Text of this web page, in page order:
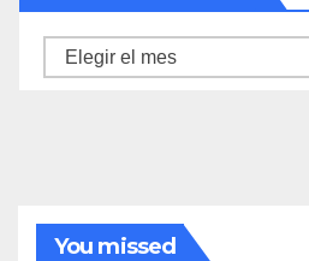
Archivo
You missed